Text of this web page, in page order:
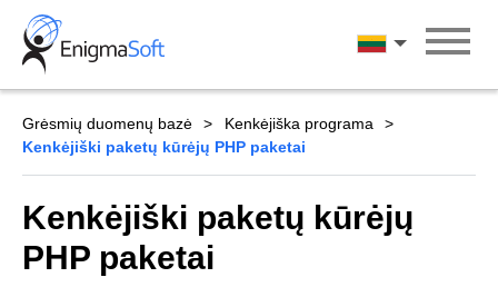
Skip
content
Lietuvių
Grėsmių duomenų bazė
Kenkėjiška programa
Kenkėjiški paketų kūrėjų PHP paketai
Kenkėjiški paketų kūrėjų
PHP paketai